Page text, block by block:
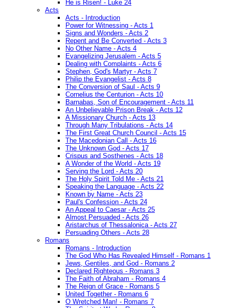
He is Risen! - Luke 24
Acts
Acts - Introduction
Power for Witnessing - Acts 1
Signs and Wonders - Acts 2
Repent and Be Converted - Acts 3
No Other Name - Acts 4
Evangelizing Jerusalem - Acts 5
Dealing with Complaints - Acts 6
Stephen, God's Martyr - Acts 7
Philip the Evangelist - Acts 8
The Conversion of Saul - Acts 9
Cornelius the Centurion - Acts 10
Barnabas, Son of Encouragement - Acts 11
An Unbelievable Prison Break - Acts 12
A Missionary Church - Acts 13
Through Many Tribulations - Acts 14
The First Great Church Council - Acts 15
The Macedonian Call - Acts 16
The Unknown God - Acts 17
Crispus and Sosthenes - Acts 18
A Wonder of the World - Acts 19
Serving the Lord - Acts 20
The Holy Spirit Told Me - Acts 21
Speaking the Language - Acts 22
Known by Name - Acts 23
Paul's Confession - Acts 24
An Appeal to Caesar - Acts 25
Almost Persuaded - Acts 26
Aristarchus of Thessalonica - Acts 27
Persuading Others - Acts 28
Romans
Romans - Introduction
The God Who Has Revealed Himself - Romans 1
Jews, Gentiles, and God - Romans 2
Declared Righteous - Romans 3
The Faith of Abraham - Romans 4
The Reign of Grace - Romans 5
United Together - Romans 6
O Wretched Man! - Romans 7